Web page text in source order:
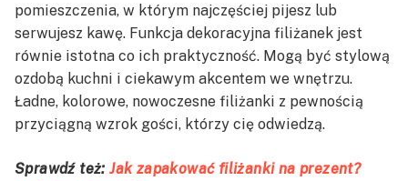
pomieszczenia, w którym najczęściej pijesz lub
serwujesz kawę. Funkcja dekoracyjna filiżanek jest
równie istotna co ich praktyczność. Mogą być stylową
ozdobą kuchni i ciekawym akcentem we wnętrzu.
Ładne, kolorowe, nowoczesne filiżanki z pewnością
przyciągną wzrok gości, którzy cię odwiedzą.
Sprawdź też:Jak zapakować filiżanki na prezent?